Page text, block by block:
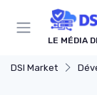
LE MÉDIA
DSI Market
Panneau de